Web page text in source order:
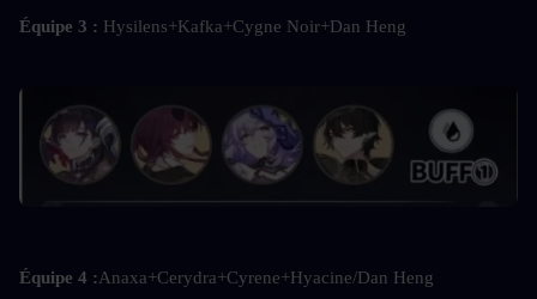
Équipe 3 : Hysilens+Kafka+Cygne Noir+Dan Heng
Équipe 4 :Anaxa+Cerydra+Cyrene+Hyacine/Dan Heng